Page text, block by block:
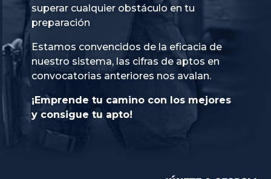
superar cualquier obstáculo en tu
preparación
Estamos convencidos de la eficacia de
nuestro sistema, las cifras de aptos en
convocatorias anteriores nos avalan.
¡Emprende tu camino con los mejores
y consigue tu apto!